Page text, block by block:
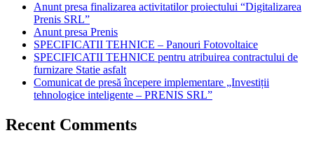
Anunt presa finalizarea activitatilor proiectului “Digitalizarea
Prenis SRL”
Anunt presa Prenis
SPECIFICATII TEHNICE – Panouri Fotovoltaice
SPECIFICATII TEHNICE pentru atribuirea contractului de
furnizare Statie asfalt
Comunicat de presă începere implementare „Investiții
tehnologice inteligente – PRENIS SRL”
Recent Comments